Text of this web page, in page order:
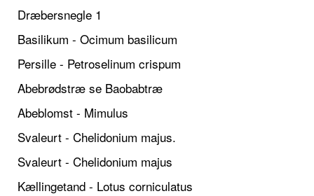
Dræbersnegle 1
Basilikum - Ocimum basilicum
Persille - Petroselinum crispum
Abebrødstræ se Baobabtræ
Abeblomst - Mimulus
Svaleurt - Chelidonium majus.
Svaleurt - Chelidonium majus
Kællingetand - Lotus corniculatus